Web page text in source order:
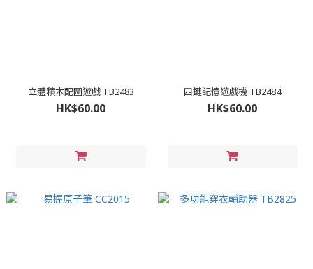
立體積木配圖遊戲 TB2483
HK$60.00
四鍵記憶遊戲機 TB2484
HK$60.00